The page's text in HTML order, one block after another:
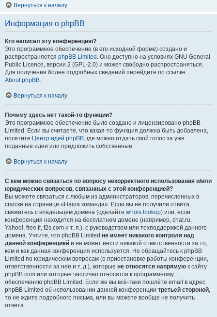
Вернуться к началу
Информация о phpBB
Кто написал эту конференцию?
Это программное обеспечение (в его исходной форме) создано и
распространяется phpBB Limited . Оно доступно на условиях GNU General
Public Licence, версии 2 (GPL-2.0) и может свободно распространяться.
Для получения более подробных сведений перейдите по ссылке
About phpBB.
Вернуться к началу
Почему здесь нет такой-то функции?
Это программное обеспечение было создано и лицензировано phpBB
Limited. Если вы считаете, что какая-то функция должна быть добавлена,
посетите Центр идей phpBB, где можно отдать свой голос за уже
поданные идеи или предложить собственные.
Вернуться к началу
С кем можно связаться по вопросу некорректного использования и/или
юридических вопросов, связанных с этой конференцией?
Вы можете связаться с любым из администраторов, перечисленных в
списке на странице «Наша команда». Если вы не получили ответа,
свяжитесь с владельцем домена (сделайте whois lookup) или, если
конференция находится на бесплатном домене (например, chat.ru,
Yahoo!, free.fr, f2s.com и т. п.), с руководством или техподдержкой данного
домена. Учтите, что phpBB Limited не имеет никакого контроля над
данной конференцией и не может нести никакой ответственности за то,
кем и как данная конференция используется. Не обращайтесь к phpBB
Limited по юридическим вопросам (о приостановке работы конференции,
ответственности за неё и т. д.), которые не относятся напрямую к сайту
phpBB.com или которые частично относятся к программному
обеспечению phpBB Limited. Если же вы всё-таки пошлёте email в адрес
phpBB Limited об использовании данной конференции третьей стороной,
то не ждите подробного письма, или вы можете вообще не получить
ответа.